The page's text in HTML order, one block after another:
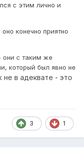
с этим лично и
конечно приятно
они с таким же
который был явно не
не в адеквате - это
3 1